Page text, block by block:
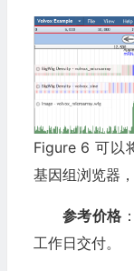
Figure 6 可以
基因组浏览器
参考价格
工作日交付。